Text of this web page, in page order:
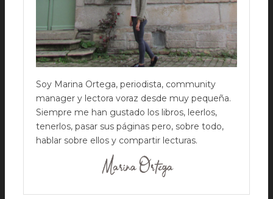
Soy Marina Ortega, periodista, community
manager y lectora voraz desde muy pequeña.
Siempre me han gustado los libros, leerlos,
tenerlos, pasar sus páginas pero, sobre todo,
hablar sobre ellos y compartir lecturas.